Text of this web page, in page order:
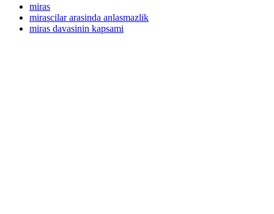
miras
mirascilar arasinda anlasmazlik
miras davasinin kapsami